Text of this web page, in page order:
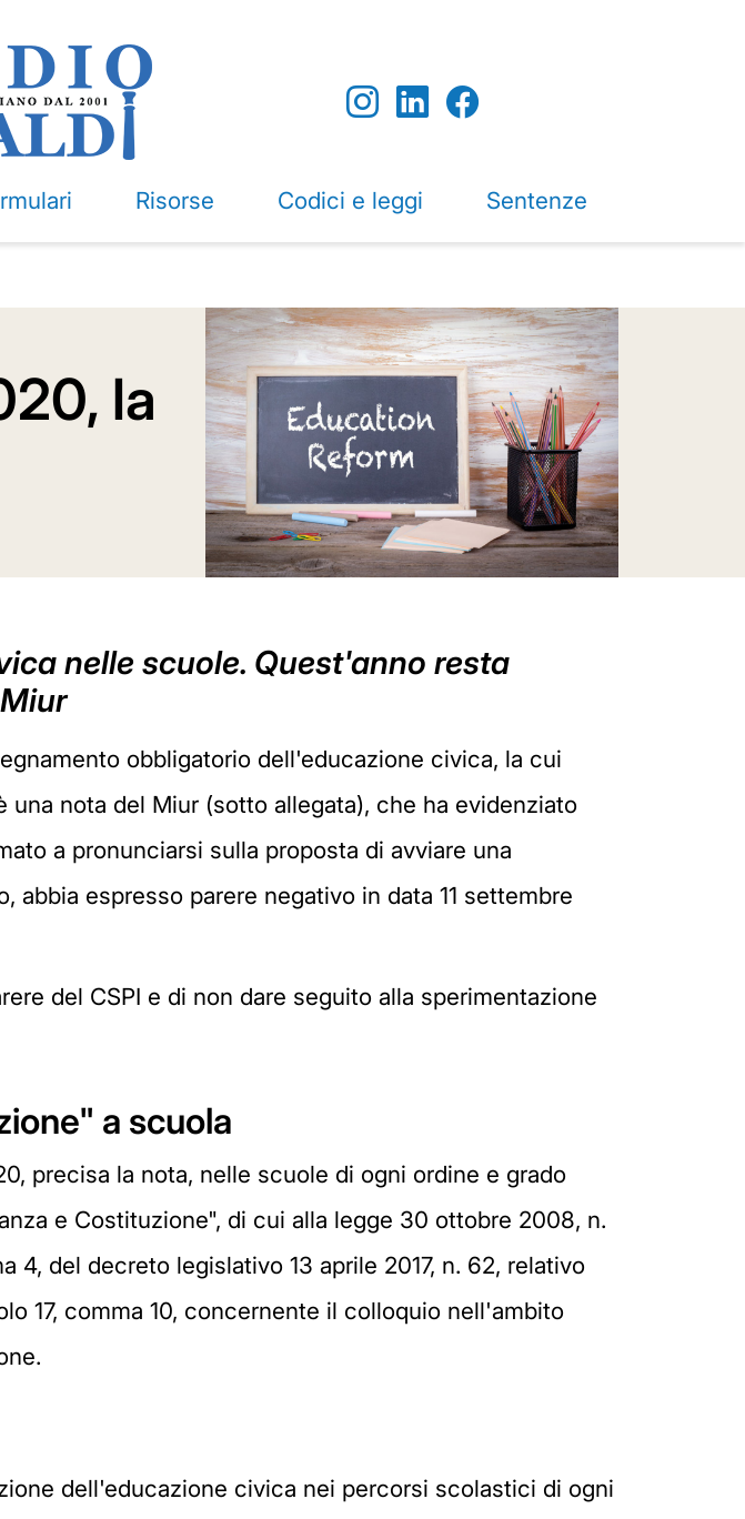
Risorse Codici e leggi Sentenze
la
nelle scuole. Quest'anno resta
obbligatorio dell'educazione civica, la cui
nota del Miur (sotto allegata), che ha evidenziato
a pronunciarsi sulla proposta di avviare una
espresso parere negativo in data 11 settembre
del CSPI e di non dare seguito alla sperimentazione
a scuola
precisa la nota, nelle scuole di ogni ordine e grado
e Costituzione", di cui alla legge 30 ottobre 2008, n.
del decreto legislativo 13 aprile 2017, n. 62, relativo
17, comma 10, concernente il colloquio nell'ambito
dell'educazione civica nei percorsi scolastici di ogni